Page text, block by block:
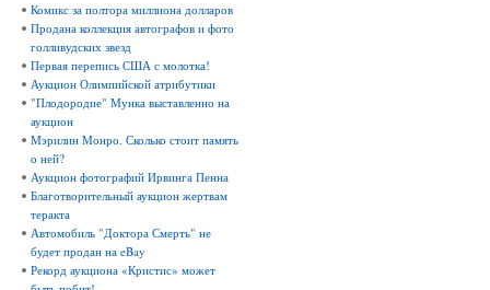
Комикс за полтора миллиона долларов
Продана коллекция автографов и фото
голливудских звезд
Первая перепись США с молотка!
Аукцион Олимпийской атрибутики
"Плодородие" Мунка выставленно на
аукцион
Мэрилин Монро. Сколько стоит память
о ней?
Аукцион фотографий Ирвинга Пенна
Благотворительный аукцион жертвам
теракта
Автомобиль "Доктора Смерть" не
будет продан на eBay
Рекорд аукциона «Кристис» может